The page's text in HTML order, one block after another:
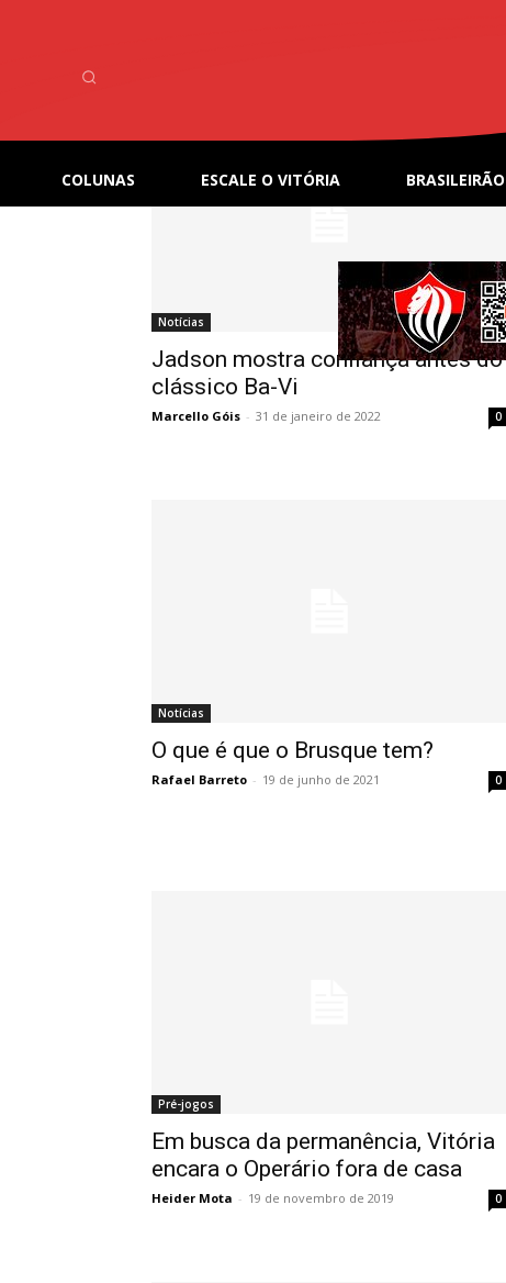
COLUNAS ESCALE O VITÓRIA
Notícias
Jadson mostra confiança antes do
clássico Ba-Vi
Marcello Góis - 31 de janeiro de 2022 0
Notícias
O que é que o Brusque tem?
Rafael Barreto - 19 de junho de 2021 0
Pré-jogos
Em busca da permanência, Vitória
encara o Operário fora de casa
Heider Mota - 19 de novembro de 2019 0